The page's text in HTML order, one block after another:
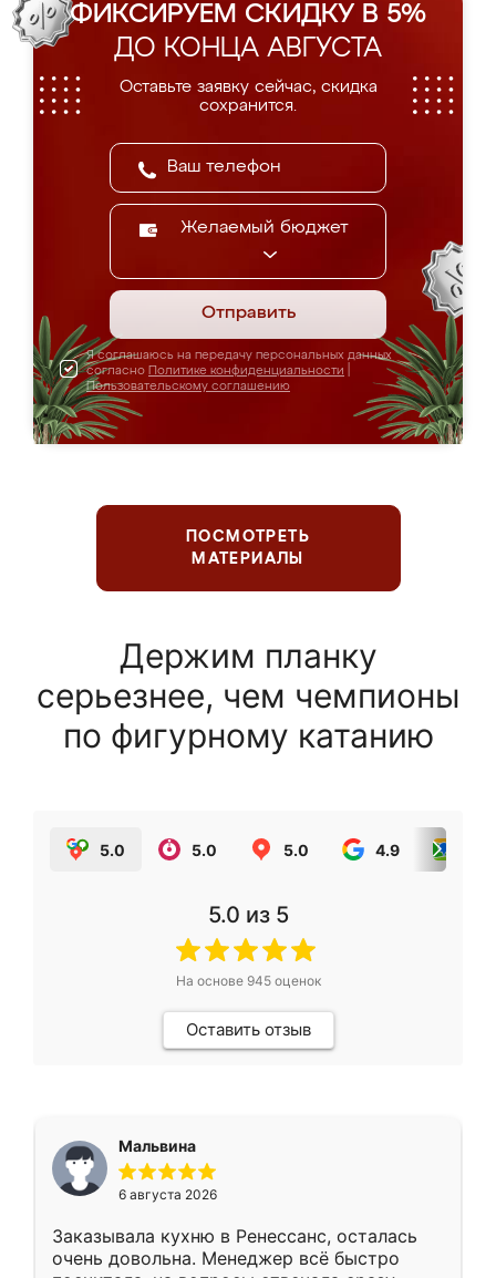
ФИКСИРУЕМ СКИДКУ В 5%
ДО КОНЦА АВГУСТА
Оставьте заявку сейчас, скидка
сохранится.
Желаемый бюджет
Отправить
Я соглашаюсь на передачу персональных данных
согласно Политике конфиденциальности
Пользовательскому соглашению
ПОСМОТРЕТЬ
МАТЕРИАЛЫ
Держим планку
серьезнее, чем чемпионы
по фигурному катанию
5.0 5.0 5.0 4.9
5.0 из 5
На основе 945оценок
Оставить отзыв
Мальвина
6 августа 2026
Заказывала кухню в Ренессанс, осталась
очень довольна. Менеджер всё быстро